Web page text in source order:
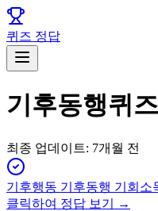
퀴즈 정답
기후동행퀴
최종 업데이트: 7개월 전
기후행동 기후동행 기회소
클릭하여 정답 보기 →